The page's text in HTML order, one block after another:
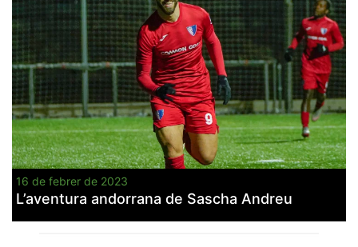
16 de febrer de 2023
L’aventura andorrana de Sascha Andreu